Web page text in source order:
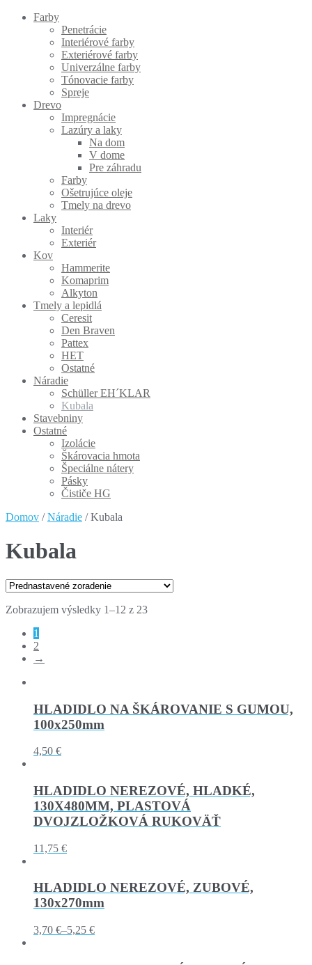
Farby
Penetrácie
Interiérové farby
Exteriérové farby
Univerzálne farby
Tónovacie farby
Spreje
Drevo
Impregnácie
Lazúry a laky
Na dom
V dome
Pre záhradu
Farby
Ošetrujúce oleje
Tmely na drevo
Laky
Interiér
Exteriér
Kov
Hammerite
Komaprim
Alkyton
Tmely a lepidlá
Ceresit
Den Braven
Pattex
HET
Ostatné
Náradie
Schüller EH´KLAR
Kubala
Stavebniny
Ostatné
Izolácie
Škárovacia hmota
Špeciálne nátery
Pásky
Čističe HG
Domov /Náradie / Kubala
Kubala
Zobrazujem výsledky 1–12 z 23
1
2
→
HLADIDLO NA ŠKÁROVANIE S GUMOU,
100x250mm
4,50 €
HLADIDLO NEREZOVÉ, HLADKÉ,
130X480MM, PLASTOVÁ
DVOJZLOŽKOVÁ RUKOVÄŤ
11,75 €
HLADIDLO NEREZOVÉ, ZUBOVÉ,
130x270mm
3,70 €–5,25 €